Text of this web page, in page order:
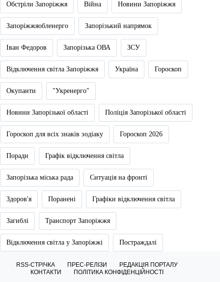
Обстріли Запоріжжя Війна Новини Запоріжжя
Запоріжжяобленерго Запорізький напрямок
Іван Федоров Запорізька ОВА ЗСУ
Відключення світла Запоріжжя Україна Гороскоп
Окупанти "Укренерго"
Новини Запорізької області Поліція Запорізької області
Гороскоп для всіх знаків зодіаку Гороскоп 2026
Поради Графік відключення світла
Запорізька міська рада Ситуація на фронті
Здоров'я Поранені Графіки відключення світла
Загиблі Транспорт Запоріжжя
Відключення світла у Запоріжжі Постраждалі
RSS-СТРІЧКА ПРЕС-РЕЛІЗИ
РЕДАКЦІЯ ПОРТАЛУ
КОНТАКТИ
ПОЛІТИКА КОНФІДЕНЦІЙНОСТІ